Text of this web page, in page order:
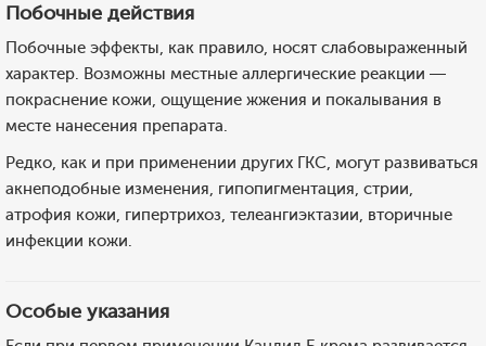
Побочные действия
Побочные эффекты, как правило, носят слабовыраженный
характер. Возможны местные аллергические реакции —
покраснение кожи, ощущение жжения и покалывания в
месте нанесения препарата.
Редко, как и при применении других ГКС, могут развиваться
акнеподобные изменения, гипопигментация, стрии,
атрофия кожи, гипертрихоз, телеангиэктазии, вторичные
инфекции кожи.
Особые указания